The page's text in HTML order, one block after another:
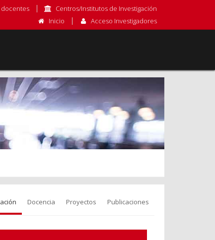
Centros/Institutos de Investigación
Inicio
Acceso Investigadores
Docencia Proyectos Publicaciones